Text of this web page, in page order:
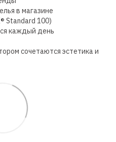
в магазине
Standard 100)
каждый день
сочетаются эстетика и